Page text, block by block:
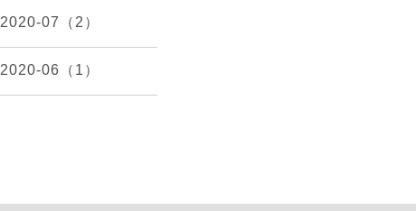
2020-07（2）
2020-06（1）